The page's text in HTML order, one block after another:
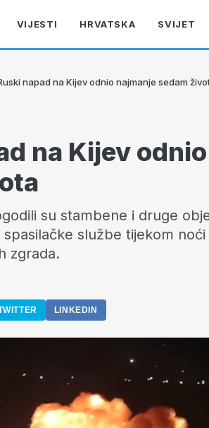
VIJESTI HRVATSKA SVIJET
napad na Kijev odnio najmanje sedam
na Kijev
su stambene i druge
službe tijekom
zgrada.
LINKEDIN